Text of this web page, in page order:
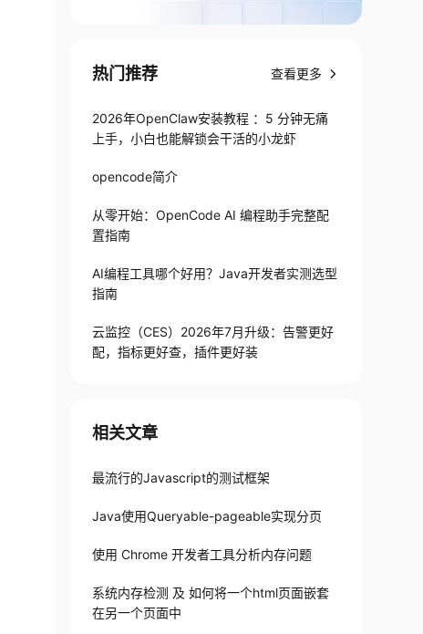
MB of memory
热门推荐 查看更多
2026年OpenClaw安装教程 ：5 分钟无痛
上手，小白也能解锁会干活的小龙虾
opencode简介
从零开始：OpenCode AI 编程助手完整配
置指南
AI编程工具哪个好用？Java开发者实测选型
指南
云监控（CES）2026年7月升级：告警更好
配，指标更好查，插件更好装
相关文章
最流行的Javascript的测试框架
Java使用Queryable-pageable实现分页
使用 Chrome 开发者工具分析内存问题
系统内存检测 及 如何将一个html页面嵌套
在另一个页面中